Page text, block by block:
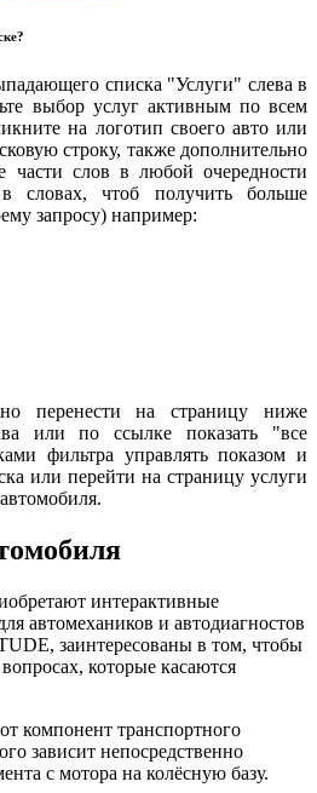
?
списка "Услуги" слева в
выбор услуг активным по всем
на логотип своего авто или
строку, также дополнительно
слов в любой очередности
словах, чтоб получить больше
запросу) например:
перенести на страницу ниже
или по ссылке показать "все
фильтра управлять показом и
или перейти на страницу услуги
интерактивные
автомехаников и автодиагностов
заинтересованы в том, чтобы
которые касаются
компонент транспортного
зависит непосредственно
с мотора на колёсную базу.